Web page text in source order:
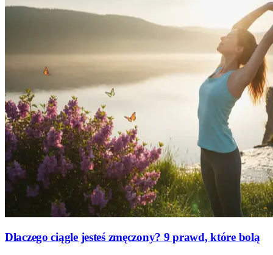
Dlaczego ciągle jesteś zmęczony? 9 prawd, które bolą